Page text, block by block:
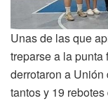
Unas de las que
treparse a la
derrotaron a
tantos y 19